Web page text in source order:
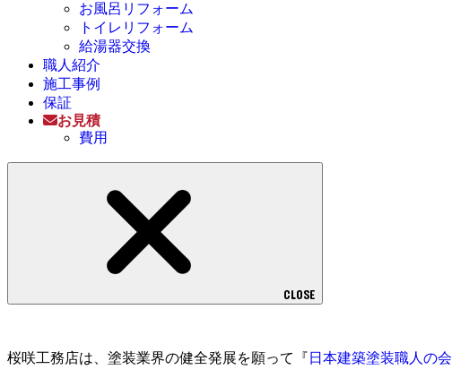
お風呂リフォーム
トイレリフォーム
給湯器交換
職人紹介
施工事例
保証
お見積
費用
CLOSE
桜咲工務店は、塗装業界の健全発展を願って『 日本建築塗装職人の会